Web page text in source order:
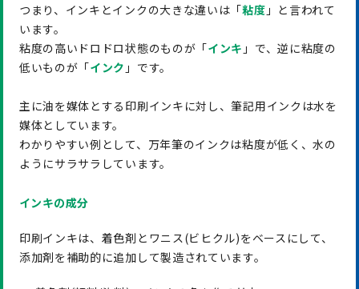
つまり、インキとインクの大きな違いは「粘度 」と言われて
います。
粘度の高いドロドロ状態のものが「インキ 」で、逆に粘度の
低いものが「インク 」です。
主に油を媒体とする印刷インキに対し、筆記用インクは水を
媒体としています。
わかりやすい例として、万年筆のインクは粘度が低く、水の
ようにサラサラしています。
インキの成分
印刷インキは、着色剤とワニス(ビヒクル)をベースにして、
添加剤を補助的に追加して製造されています。